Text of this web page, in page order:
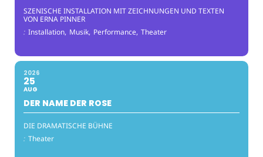
SZENISCHE INSTALLATION MIT ZEICHNUNGEN UND TEXTEN
VON ERNA PINNER
: Installation, Musik, Performance, Theater
2026
25
AUG
DER NAME DER ROSE
DIE DRAMATISCHE BÜHNE
: Theater